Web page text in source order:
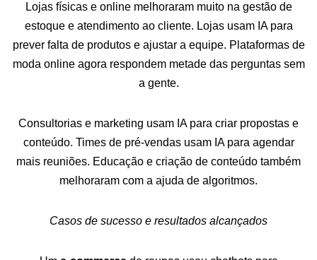
Lojas físicas e online melhoraram muito na gestão de
estoque e atendimento ao cliente. Lojas usam IA para
prever falta de produtos e ajustar a equipe. Plataformas de
moda online agora respondem metade das perguntas sem
a gente.
Consultorias e marketing usam IA para criar propostas e
conteúdo. Times de pré-vendas usam IA para agendar
mais reuniões. Educação e criação de conteúdo também
melhoraram com a ajuda de algoritmos.
Casos de sucesso e resultados alcançados